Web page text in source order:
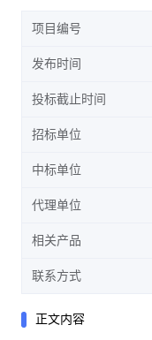
项目编号
发布时间
投标截止时间
招标单位
中标单位
代理单位
相关产品
联系方式
正文内容